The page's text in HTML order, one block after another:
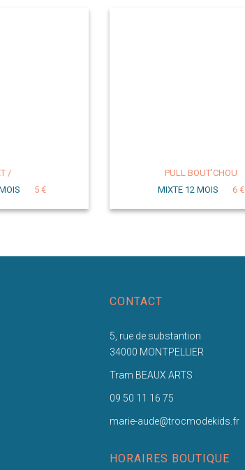
/
5 €
PULL BOUT'CHOU
MIXTE 12 MOIS
6 €
CONTACT
5, rue de substantion
34000 MONTPELLIER
Tram BEAUX ARTS
09 50 11 16 75
marie-aude@trocmodekids.fr
HORAIRES BOUTIQUE